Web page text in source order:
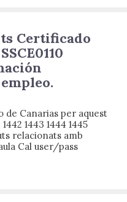
Certificado
de Canarias per aquest
1443 1444 1445
relacionats amb
Cal user/pass